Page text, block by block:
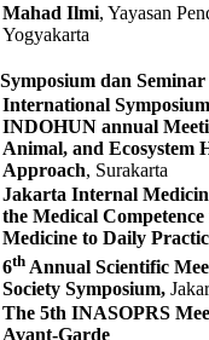
Mahad Ilmi, Yayasan
Yogyakarta
Symposium dan Seminar
International
INDOHUN annual
Animal, and Ecosystem
Approach, Surakarta
Jakarta Internal
the Medical
Medicine to Daily
6th Annual Scientific
Society Symposium,
The 5th INASOPRS
Avant-Garde